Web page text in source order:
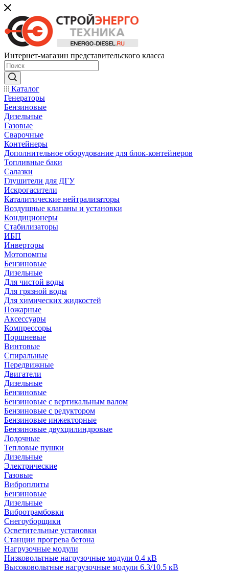
Интернет-магазин представительского класса
Каталог
Генераторы
Бензиновые
Дизельные
Газовые
Сварочные
Контейнеры
Дополнительное оборудование для блок-контейнеров
Топливные баки
Салазки
Глушители для ДГУ
Искрогасители
Каталитические нейтрализаторы
Воздушные клапаны и установки
Кондиционеры
Стабилизаторы
ИБП
Инверторы
Мотопомпы
Бензиновые
Дизельные
Для чистой воды
Для грязной воды
Для химических жидкостей
Пожарные
Аксессуары
Компрессоры
Поршневые
Винтовые
Спиральные
Передвижные
Двигатели
Дизельные
Бензиновые
Бензиновые с вертикальным валом
Бензиновые с редуктором
Бензиновые инжекторные
Бензиновые двухцилиндровые
Лодочные
Тепловые пушки
Дизельные
Электрические
Газовые
Виброплиты
Бензиновые
Дизельные
Вибротрамбовки
Снегоуборщики
Осветительные установки
Станции прогрева бетона
Нагрузочные модули
Низковольтные нагрузочные модули 0.4 кВ
Высоковольтные нагрузочные модули 6.3/10.5 кВ